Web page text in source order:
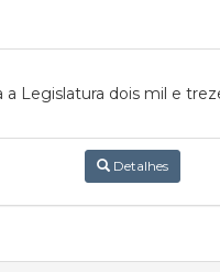
a Legislatura dois mil e
Detalhes